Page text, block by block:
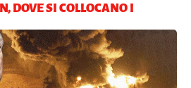
DOVE SI COLLOCANO I